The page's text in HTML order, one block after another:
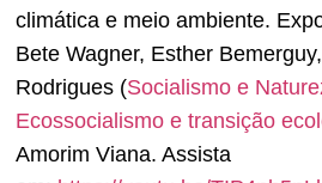
climática e meio ambiente.
Bete Wagner, Esther
Rodrigues (Socialismo e
Ecossocialismo e transição
Amorim Viana. Assista